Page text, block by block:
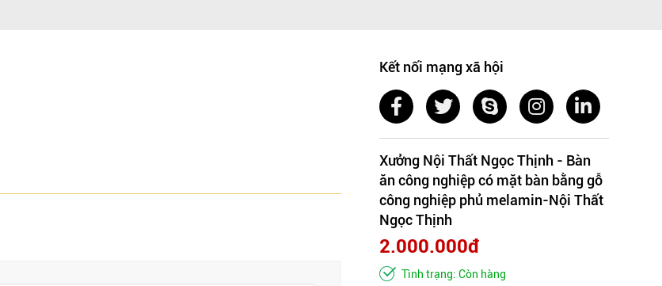
Kết nối mạng xã hội
Xưởng Nội Thất Ngọc Thịnh - Bàn
ăn công nghiệp có mặt bàn bằng gỗ
công nghiệp phủ melamin-Nội Thất
Ngọc Thịnh
2.000.000đ
Tình trạng: Còn hàng